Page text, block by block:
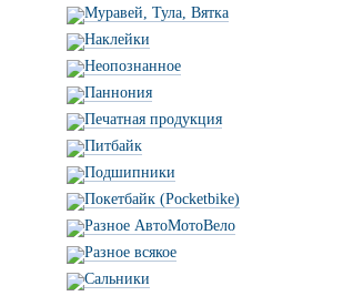
Муравей, Тула, Вятка
Наклейки
Неопознанное
Паннония
Печатная продукция
Питбайк
Подшипники
Покетбайк (Pocketbike)
Разное АвтоМотоВело
Разное всякое
Сальники